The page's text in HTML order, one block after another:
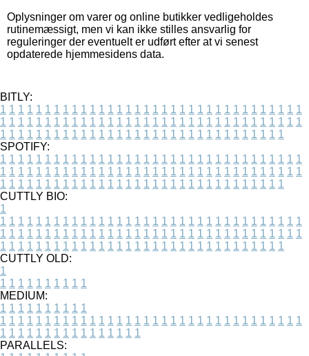
Oplysninger om varer og online butikker vedligeholdes
rutinemæssigt, men vi kan ikke stilles ansvarlig for
reguleringer der eventuelt er udført efter at vi senest
opdaterede hjemmesidens data.
BITLY:
1 1 1 1 1 1 1 1 1 1 1 1 1 1 1 1 1 1 1 1 1 1 1 1 1 1 1 1 1 1 1 1 1 1
1 1 1 1 1 1 1 1 1 1 1 1 1 1 1 1 1 1 1 1 1 1 1 1 1 1 1 1 1 1 1 1 1 1
1 1 1 1 1 1 1 1 1 1 1 1 1 1 1 1 1 1 1 1 1 1 1 1 1 1 1 1 1 1 1 1
SPOTIFY:
1 1 1 1 1 1 1 1 1 1 1 1 1 1 1 1 1 1 1 1 1 1 1 1 1 1 1 1 1 1 1 1 1 1
1 1 1 1 1 1 1 1 1 1 1 1 1 1 1 1 1 1 1 1 1 1 1 1 1 1 1 1 1 1 1 1 1 1
1 1 1 1 1 1 1 1 1 1 1 1 1 1 1 1 1 1 1 1 1 1 1 1 1 1 1 1 1 1 1 1
CUTTLY BIO:
1
1 1 1 1 1 1 1 1 1 1 1 1 1 1 1 1 1 1 1 1 1 1 1 1 1 1 1 1 1 1 1 1 1 1
1 1 1 1 1 1 1 1 1 1 1 1 1 1 1 1 1 1 1 1 1 1 1 1 1 1 1 1 1 1 1 1 1 1
1 1 1 1 1 1 1 1 1 1 1 1 1 1 1 1 1 1 1 1 1 1 1 1 1 1 1 1 1 1 1 1
CUTTLY OLD:
1
1 1 1 1 1 1 1 1 1 1
MEDIUM:
1 1 1 1 1 1 1 1 1 1
1 1 1 1 1 1 1 1 1 1 1 1 1 1 1 1 1 1 1 1 1 1 1 1 1 1 1 1 1 1 1 1 1 1
1 1 1 1 1 1 1 1 1 1 1 1 1 1 1 1
PARALLELS: